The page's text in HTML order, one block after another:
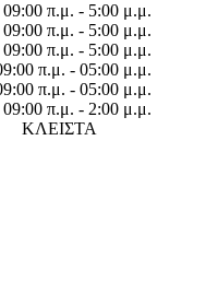
09:00 π.μ. - 5:00 μ.μ.
09:00 π.μ. - 5:00 μ.μ.
09:00 π.μ. - 5:00 μ.μ.
π.μ. - 05:00 μ.μ.
π.μ. - 05:00 μ.μ.
09:00 π.μ. - 2:00 μ.μ.
ΚΛΕΙΣΤΑ